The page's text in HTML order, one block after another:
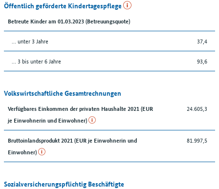
Öffentlich geförderte Kindertagespflege
Betreute Kinder am 01.03.2023 (Betreuungsquote)
… unter 3 Jahre 37,4
… 3 bis unter 6 Jahre 93,6
Volkswirtschaftliche Gesamtrechnungen
Verfügbares Einkommen der privaten Haushalte 2021 (EUR
je Einwohnerin und Einwohner)
24.605,3
Bruttoinlandsprodukt 2021 (EUR je Einwohnerin und
Einwohner)
81.997,5
Sozialversicherungspflichtig Beschäftigte